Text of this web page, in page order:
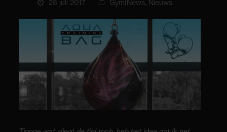
28 juli 2017 Gym|News, Nieuws